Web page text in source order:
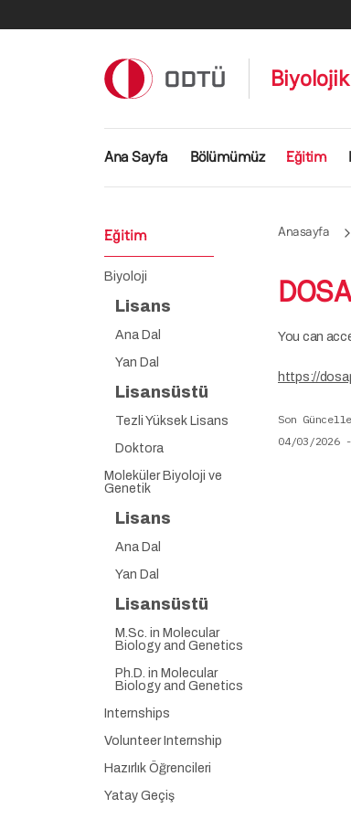
Ana gezinti menüsü
Ana Sayfa Bölümümüz Eğitim
Anasayfa
You can
https://
Son
04/03/2026
Eğitim
Biyoloji
Lisans
Ana Dal
Yan Dal
Lisansüstü
Tezli Yüksek Lisans
Doktora
Moleküler Biyoloji ve
Genetik
Lisans
Ana Dal
Yan Dal
Lisansüstü
M.Sc. in Molecular
Biology and Genetics
Ph.D. in Molecular
Biology and Genetics
Internships
Volunteer Internship
Hazırlık Öğrencileri
Yatay Geçiş